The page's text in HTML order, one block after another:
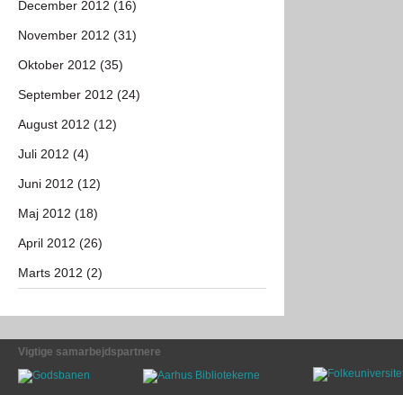
December 2012 (16)
November 2012 (31)
Oktober 2012 (35)
September 2012 (24)
August 2012 (12)
Juli 2012 (4)
Juni 2012 (12)
Maj 2012 (18)
April 2012 (26)
Marts 2012 (2)
Vigtige samarbejdspartnere